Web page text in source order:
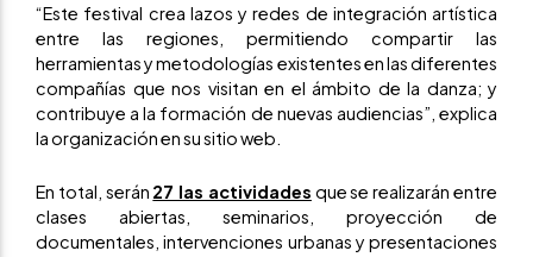
“Este festival crea lazos y redes de integración artística
entre las regiones, permitiendo compartir las
herramientas y metodologías existentes en las diferentes
compañías que nos visitan en el ámbito de la danza; y
contribuye a la formación de nuevas audiencias”, explica
la organización en su sitio web.
En total, serán 27 las actividades que se realizarán entre
clases abiertas, seminarios, proyección de
documentales, intervenciones urbanas y presentaciones